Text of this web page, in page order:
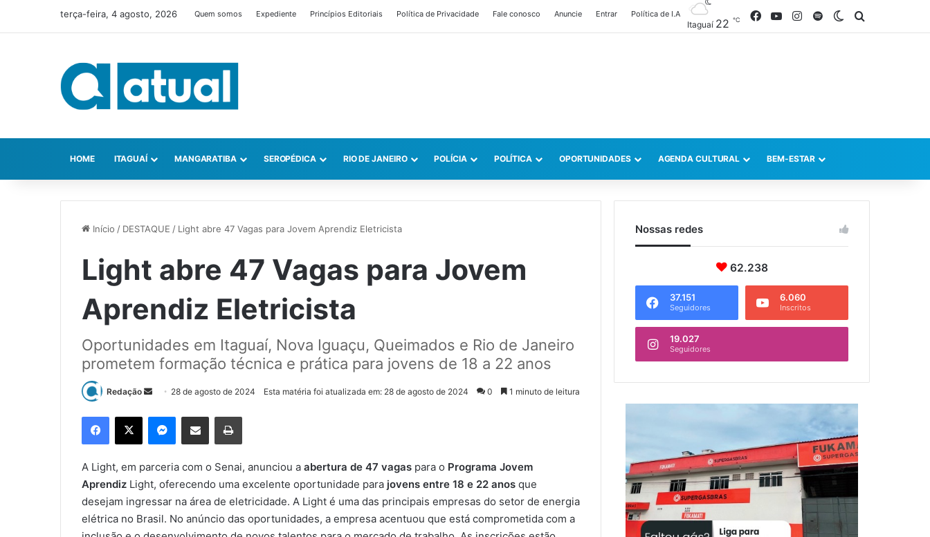
terça-feira, 4 agosto, 2026 Quem somos Expediente Princípios Editoriais Política de Privacidade Fale conosco Anuncie Entrar Política de I.A
Itaguaí 22 ℃ FacebookYouTubeInstagram
SpotifySwitch skin
HOME ITAGUAÍ MANGARATIBA SEROPÉDICA RIO DE JANEIRO POLÍCIA POLÍTICA OPORTUNIDADES AGENDA CULTURAL BEM-ESTAR
Início / DESTAQUE / Light abre 47 Vagas para Jovem Aprendiz Eletricista
Light abre 47 Vagas para Jovem
Aprendiz Eletricista
Oportunidades em Itaguaí, Nova Iguaçu, Queimados e Rio de Janeiro
prometem formação técnica e prática para jovens de 18 a 22 anos
Redação
m
e
-
28 de agosto de 2024 Esta matéria foi atualizada em: 28 de agosto de 2024 0 1 minuto de leitura
A Light, em parceria com o Senai, anunciou a abertura de 47 vagas para o Programa Jovem
Aprendiz Light, oferecendo uma excelente oportunidade para jovens entre 18 e 22 anos que
desejam ingressar na área de eletricidade. A Light é uma das principais empresas do setor de energia
elétrica no Brasil. No anúncio das oportunidades, a empresa acentuou que está comprometida com a
Nossas redes
62.238
37.151
Seguidores
6.060
Inscritos
19.027
Seguidores